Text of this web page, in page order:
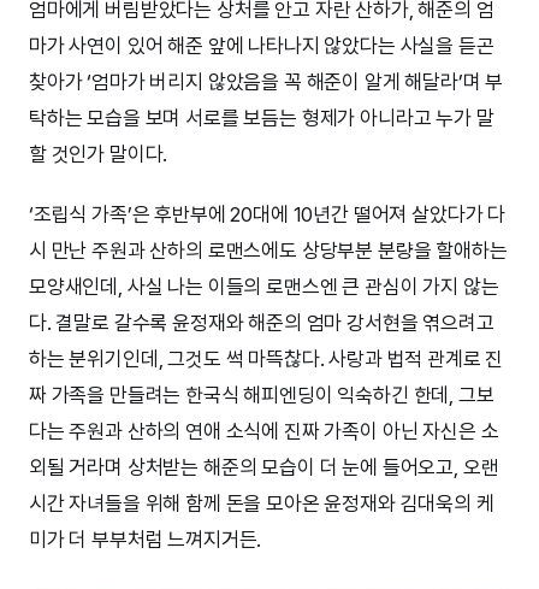
엄마에게 버림받았다는 상처를 안고 자란 산하가, 해준의 엄
마가 사연이 있어 해준 앞에 나타나지 않았다는 사실을 듣곤
찾아가 ‘엄마가 버리지 않았음을 꼭 해준이 알게 해달라’며 부
탁하는 모습을 보며 서로를 보듬는 형제가 아니라고 누가 말
할 것인가 말이다.
‘조립식 가족’은 후반부에 20대에 10년간 떨어져 살았다가 다
시 만난 주원과 산하의 로맨스에도 상당부분 분량을 할애하는
모양새인데, 사실 나는 이들의 로맨스엔 큰 관심이 가지 않는
다. 결말로 갈수록 윤정재와 해준의 엄마 강서현을 엮으려고
하는 분위기인데, 그것도 썩 마뜩찮다. 사랑과 법적 관계로 진
짜 가족을 만들려는 한국식 해피엔딩이 익숙하긴 한데, 그보
다는 주원과 산하의 연애 소식에 진짜 가족이 아닌 자신은 소
외될 거라며 상처받는 해준의 모습이 더 눈에 들어오고, 오랜
시간 자녀들을 위해 함께 돈을 모아온 윤정재와 김대욱의 케
미가 더 부부처럼 느껴지거든.